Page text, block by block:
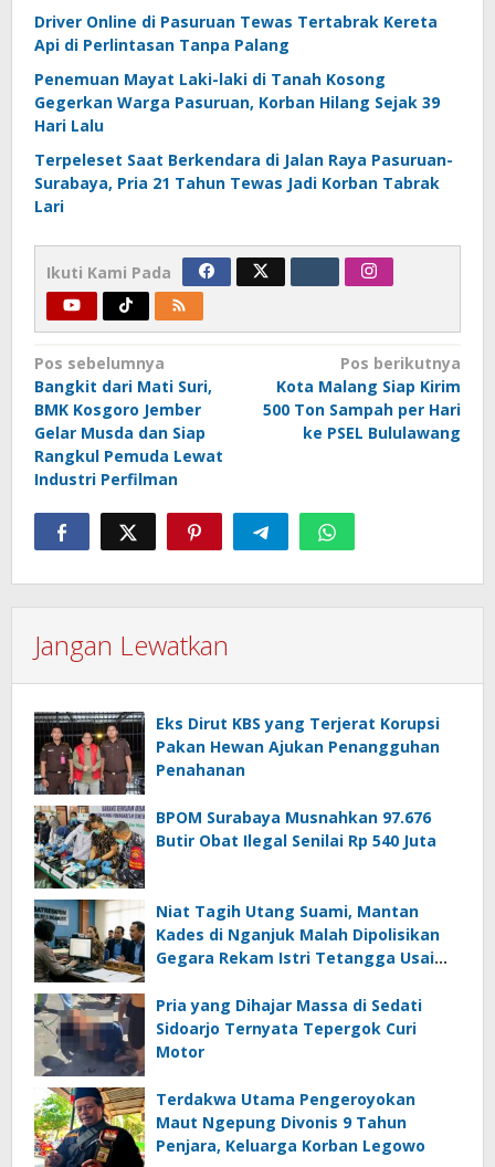
Driver Online di Pasuruan Tewas Tertabrak Kereta
Api di Perlintasan Tanpa Palang
Penemuan Mayat Laki-laki di Tanah Kosong
Gegerkan Warga Pasuruan, Korban Hilang Sejak 39
Hari Lalu
Terpeleset Saat Berkendara di Jalan Raya Pasuruan-
Surabaya, Pria 21 Tahun Tewas Jadi Korban Tabrak
Lari
Ikuti Kami Pada
Navigasi
pos
Pos sebelumnya
Bangkit dari Mati Suri,
BMK Kosgoro Jember
Gelar Musda dan Siap
Rangkul Pemuda Lewat
Industri Perfilman
Pos berikutnya
Kota Malang Siap Kirim
500 Ton Sampah per Hari
ke PSEL Bululawang
Jangan Lewatkan
Eks Dirut KBS yang Terjerat Korupsi
Pakan Hewan Ajukan Penangguhan
Penahanan
BPOM Surabaya Musnahkan 97.676
Butir Obat Ilegal Senilai Rp 540 Juta
Niat Tagih Utang Suami, Mantan
Kades di Nganjuk Malah Dipolisikan
Gegara Rekam Istri Tetangga Usai
Pria yang Dihajar Massa di Sedati
Sidoarjo Ternyata Tepergok Curi
Motor
Terdakwa Utama Pengeroyokan
Maut Ngepung Divonis 9 Tahun
Penjara, Keluarga Korban Legowo